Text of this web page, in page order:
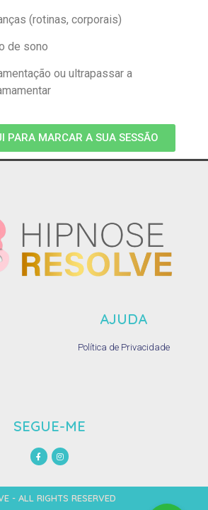
(rotinas, corporais)
de sono
ou ultrapassar a
PARA MARCAR A SUA SESSÃO
AJUDA
Política de Privacidade
SEGUE-ME
- ALL RIGHTS RESERVED​